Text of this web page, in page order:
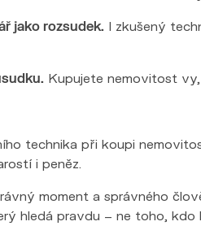
jako rozsudek. I zkušený
Kupujete nemovitost
technika při koupi
i peněz.
moment a správného
hledá pravdu – ne toho, kdo